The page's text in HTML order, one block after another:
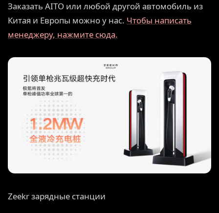
Заказать AITO или любой другой автомобиль из
Китая и Европы можно у нас. Чтобы написать
менеджеру, нажмите сюда.
Zeekr зарядные станции